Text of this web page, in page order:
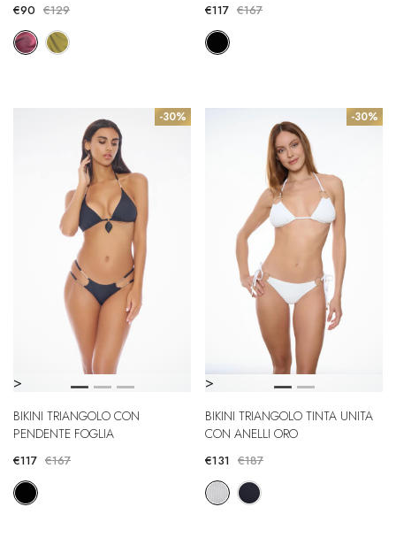
€90 €129 €117 €167
-30%
>
BIKINI TRIANGOLO CON
PENDENTE FOGLIA
€117 €167
-30%
>
BIKINI TRIANGOLO TINTA UNITA
CON ANELLI ORO
€131 €187